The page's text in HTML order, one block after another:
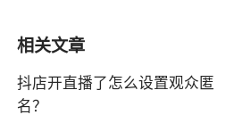
相关文章
抖店开直播了怎么设置观众匿
名？